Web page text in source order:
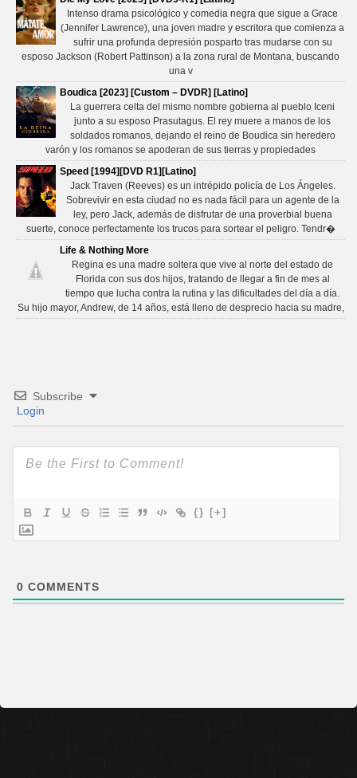
Intenso drama psicológico y comedia negra que sigue a Grace
(Jennifer Lawrence), una joven madre y escritora que comienza a
sufrir una profunda depresión posparto tras mudarse con su
esposo Jackson (Robert Pattinson) a la zona rural de Montana, buscando
una v
Boudica [2023] [Custom – DVDR] [Latino]
La guerrera celta del mismo nombre gobierna al pueblo Iceni
junto a su esposo Prasutagus. El rey muere a manos de los
soldados romanos, dejando el reino de Boudica sin heredero
varón y los romanos se apoderan de sus tierras y propiedades
Speed [1994][DVD R1][Latino]
Jack Traven (Reeves) es un intrépido policía de Los Ángeles.
Sobrevivir en esta ciudad no es nada fácil para un agente de la
ley, pero Jack, además de disfrutar de una proverbial buena
suerte, conoce perfectamente los trucos para sortear el peligro. Tendr�
Life & Nothing More
Regina es una madre soltera que vive al norte del estado de
Florida con sus dos hijos, tratando de llegar a fin de mes al
tiempo que lucha contra la rutina y las dificultades del día a día.
Su hijo mayor, Andrew, de 14 años, está lleno de desprecio hacia su madre,
Subscribe
Login
{} [+]
0 COMMENTS